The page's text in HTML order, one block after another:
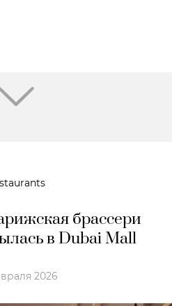
брассери
в Dubai Mall
2026